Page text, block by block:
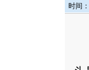
时间